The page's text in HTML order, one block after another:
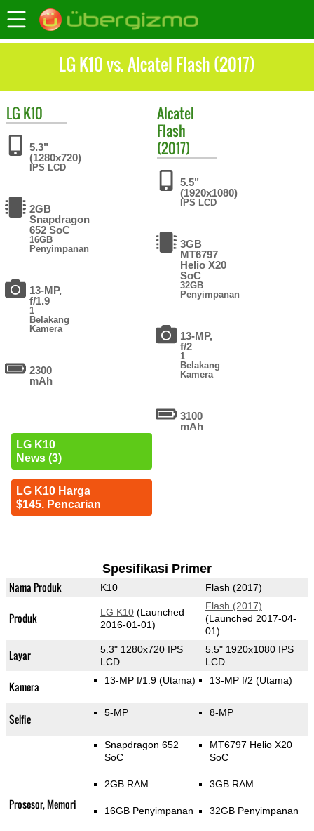
LG K10 vs. Alcatel Flash (2017)
LG K10
5.3"
(1280x720)
IPS LCD
2GB
Snapdragon
652 SoC
16GB
Penyimpanan
13-MP,
f/1.9
1
Belakang
Kamera
2300
mAh
LG K10
News (3)
LG K10 Harga
$145. Pencarian
Alcatel
Flash
(2017)
5.5"
(1920x1080)
IPS LCD
3GB
MT6797
Helio X20
SoC
32GB
Penyimpanan
13-MP,
f/2
1
Belakang
Kamera
3100
mAh
Spesifikasi Primer
Nama Produk K10 Flash (2017)
Produk LG K10(Launched
2016-01-01)
Flash (2017)
(Launched 2017-04-
01)
Layar
5.3" 1280x720 IPS
LCD
5.5" 1920x1080 IPS
LCD
Kamera 13-MP f/1.9 (Utama) 13-MP f/2 (Utama)
Selfie 5-MP 8-MP
Prosesor, Memori
Snapdragon 652
SoC
2GB RAM
16GB Penyimpanan
MT6797 Helio X20
SoC
3GB RAM
32GB Penyimpanan